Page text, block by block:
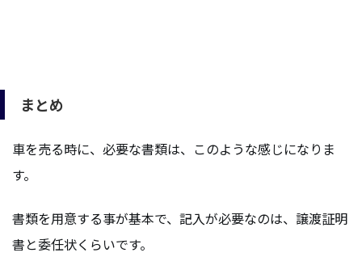
まとめ
車を売る時に、必要な書類は、このような感じになりま
す。
書類を用意する事が基本で、記入が必要なのは、譲渡証明
書と委任状くらいです。